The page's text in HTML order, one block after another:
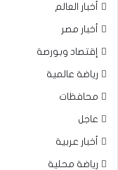
أخبار العالم
أخبار مصر
إقتصاد وبورصة
رياضة عالمية
محافظات
عاجل
أخبار عربية
رياضة محلية